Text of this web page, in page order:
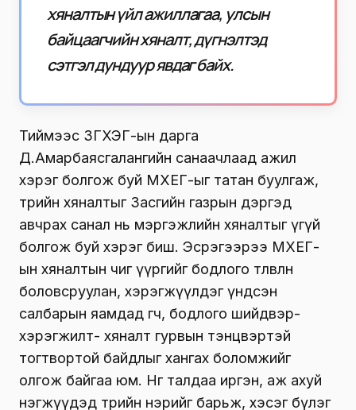
хяналтын үйл ажиллагаа, улсын
байцаагчийн хяналт, дүгнэлтэд
сэтгэл дундуур явдаг байх.
Тиймээс ЗГХЭГ-ын дарга
Д.Амарбаясгалангийн санаачлаад ажил
хэрэг болгож буй МХЕГ-ыг татан буулгаж,
төрийн хяналтыг Засгийн газрын дэргэд
авчрах санал нь мэргэжлийн хяналтыг үгүй
болгож буй хэрэг биш. Эсрэгээрээ МХЕГ-
ын хяналтын чиг үүргийг бодлого төлөвлөн
боловсруулан, хэрэгжүүлдэг үндсэн
салбарын яамдад өгч, бодлого шийдвэр-
хэрэгжилт- хяналт гурвын тэнцвэртэй
тогтвортой байдлыг хангах боломжийг
олгож байгаа юм. Нөгөө талдаа иргэн, аж ахуй
нэгжүүдэд төрийн нэрийг барьж, хэсэг бүлэг